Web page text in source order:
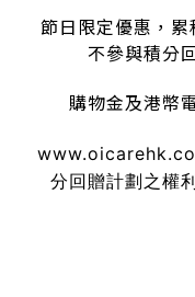
節日限定優惠，
不參與積分
購物金及港幣
分回贈計劃之權